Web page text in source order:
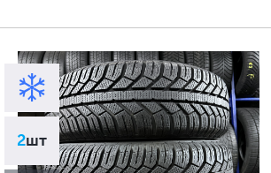
2шт